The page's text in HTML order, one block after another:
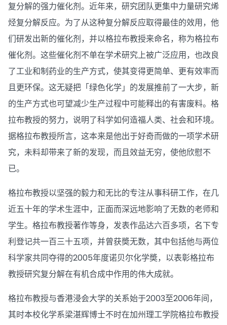
复分解的强力催化剂。近年来，研究团队更集中力量研究烯
烃复分解反应。为了从这种复分解反应取得最佳的效用，他
们研发出新的催化剂，并以格拉布教授来命名，称为格拉布
催化剂。这些催化剂不单在学术研究上被广泛应用，也改良
了工业和制药业的生产方式，使其变得更简单、更有效率而
且更环保。这无疑把「绿色化学」的发展推前了一大步，新
的生产方式也可望减少生产过程中可能释出的有害废料。格
拉布教授的努力，说明了科学如何造福人类、社会和环境。
据格拉布教授所言，这本来是他出于好奇而做的一项学术研
究，未料却带来了新的发现，而且效益无穷，使他欣慰不
已。
格拉布教授以坚强的毅力和无比的专注从事科研工作，在几
近五十年的学术生涯中，正面而深远地影响了无数的老师和
学生。格拉布教授著作等身，发表作品达六百多项，名下专
利登记共一百三十五项，并曾获奬无数，其中包括他与两位
科学家共同夺得的2005年度诺贝尔化学奬，以表彰格拉布
教授研究复分解在有机合成中作用的伟大成就。
格拉布教授与香港浸会大学的关系始于2003至2006年间，
其时本校化学系梁湛辉博士不时在加州理工学院格拉布教授